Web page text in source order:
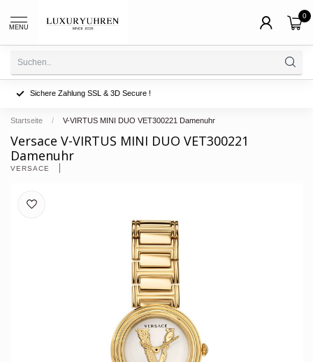
MENU
0
Sichere Zahlung SSL & 3D Secure !
Startseite / V-VIRTUS MINI DUO VET300221 Damenuhr
Versace V-VIRTUS MINI DUO VET300221
Damenuhr
VERSACE